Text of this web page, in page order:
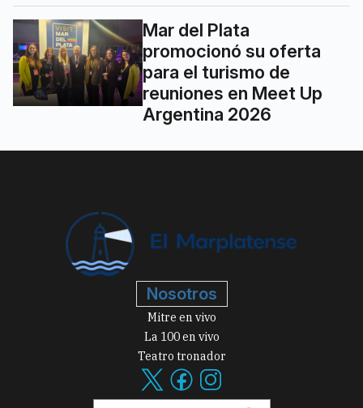
Mar del Plata
promocionó su oferta
para el turismo de
reuniones en Meet Up
Argentina 2026
Nosotros
Mitre en vivo
La 100 en vivo
Teatro tronador